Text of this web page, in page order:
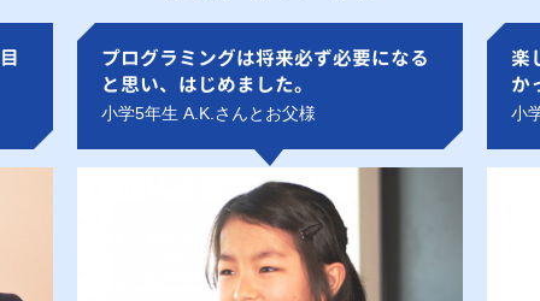
プログラミングは将来必ず必要になる
と思い、はじめました。
小学5年生 A.K.さんとお父様
楽
か
小